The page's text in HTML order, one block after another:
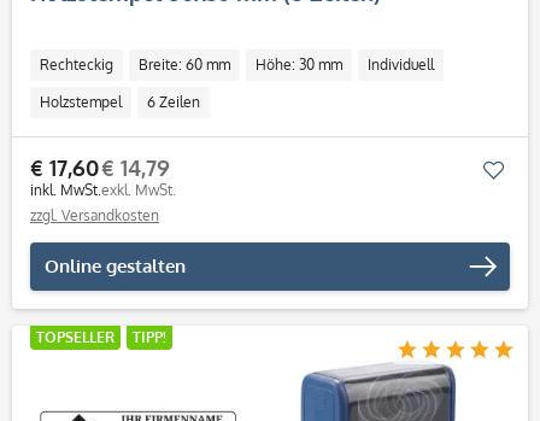
Rechteckig Breite: 60 mm Höhe: 30 mm Individuell
Holzstempel 6 Zeilen
€ 17,60
inkl. MwSt.
€ 14,79
exkl. MwSt.
zzgl. Versandkosten
Online gestalten
TOPSELLER TIPP!